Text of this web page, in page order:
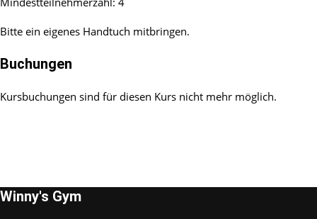
Bitte ein eigenes Handtuch mitbringen.
Buchungen
Kursbuchungen sind für diesen Kurs nicht mehr möglich.
Winny's Gym